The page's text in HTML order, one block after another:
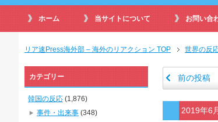
ホーム 当サイトについて お問い合
リア速Press海外部 – 海外のリアクション TOP 世界の反
前の投稿
2019年6
カテゴリー
韓国の反応 (1,876)
事件・出来事 (348)